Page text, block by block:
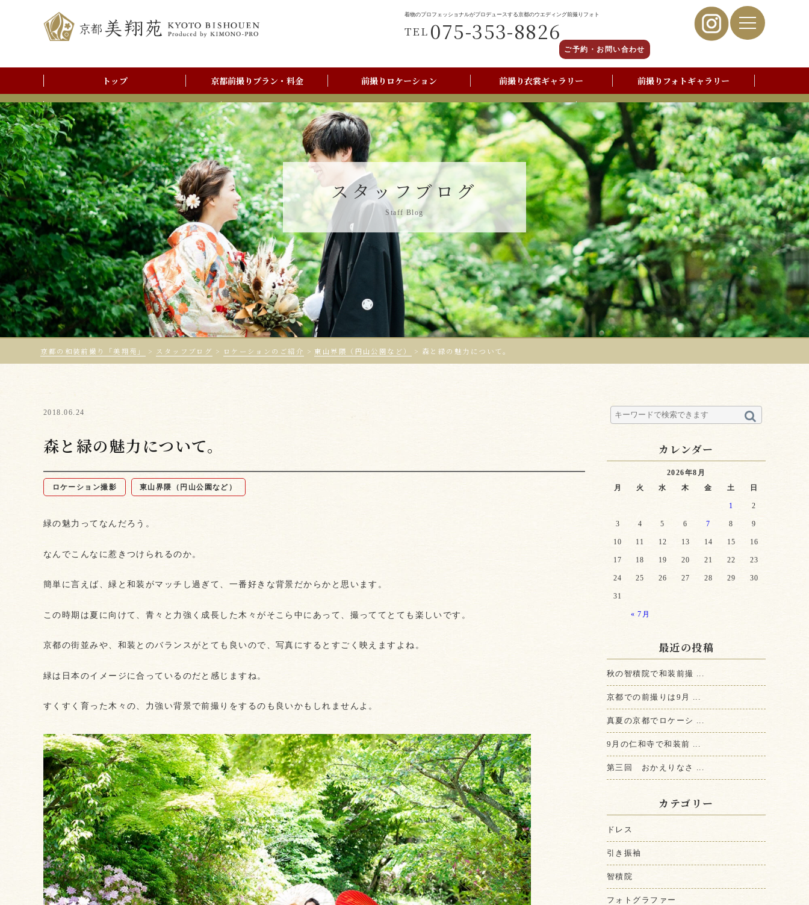
着物のプロフェッショナルがプロデュースする京都のウエディング前撮りフォト
TEL 075-353-8826
ご予約・お問い合わせ
トップ 京都前撮りプラン・料金 前撮りロケーション 前撮り衣裳ギャラリー 前撮りフォトギャラリー
前撮りアルバム 前撮りご利用の流れ 京都美翔苑店舗情報 写真撮影よくあるご質問
スタッフブログ
Staff Blog
京都の和装前撮り「美翔苑」 > スタッフブログ > ロケーションのご紹介 >東山界隈（円山公園など） > 森と緑の魅力について。
2018.06.24
森と緑の魅力について。
ロケーション撮影 東山界隈（円山公園など）
緑の魅力ってなんだろう。
なんでこんなに惹きつけられるのか。
簡単に言えば、緑と和装がマッチし過ぎて、一番好きな背景だからかと思います。
この時期は夏に向けて、青々と力強く成長した木々がそこら中にあって、撮っててとても楽しいです。
京都の街並みや、和装とのバランスがとても良いので、写真にするとすごく映えますよね。
緑は日本のイメージに合っているのだと感じますね。
すくすく育った木々の、力強い背景で前撮りをするのも良いかもしれませんよ。
カレンダー
2026年8月
月
火 水 木 金 土 日
« 7月
1 2
3 4 5 6 7 8 9
10 11 12 13 14 15 16
17 18 19 20 21 22 23
24 25 26 27 28 29 30
31
最近の投稿
秋の智積院で和装前撮 ...
京都での前撮りは9月 ...
真夏の京都でロケーシ ...
9月の仁和寺で和装前 ...
第三回 おかえりなさ ...
カテゴリー
ドレス
引き振袖
智積院
フォトグラファー